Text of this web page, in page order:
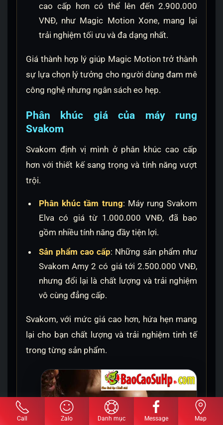
cao cấp hơn có thể lên đến 2.900.000
VNĐ, như Magic Motion Xone, mang lại
trải nghiệm tối ưu và đa dạng nhất.
Giá thành hợp lý giúp Magic Motion trở thành
sự lựa chọn lý tưởng cho người dùng đam mê
công nghệ nhưng ngân sách eo hẹp.
Phân khúc giá của máy rung
Svakom
Svakom định vị mình ở phân khúc cao cấp
hơn với thiết kế sang trọng và tính năng vượt
trội.
Phân khúc tầm trung: Máy rung Svakom
Elva có giá từ 1.000.000 VNĐ, đã bao
gồm nhiều tính năng đầy tiện lợi.
Sản phẩm cao cấp: Những sản phẩm như
Svakom Amy 2 có giá tới 2.500.000 VNĐ,
nhưng đổi lại là chất lượng và trải nghiệm
vô cùng đẳng cấp.
Svakom, với mức giá cao hơn, hứa hẹn mang
lại cho bạn chất lượng và trải nghiệm tinh tế
trong từng sản phẩm.
Call Zalo Danh mục Message Map